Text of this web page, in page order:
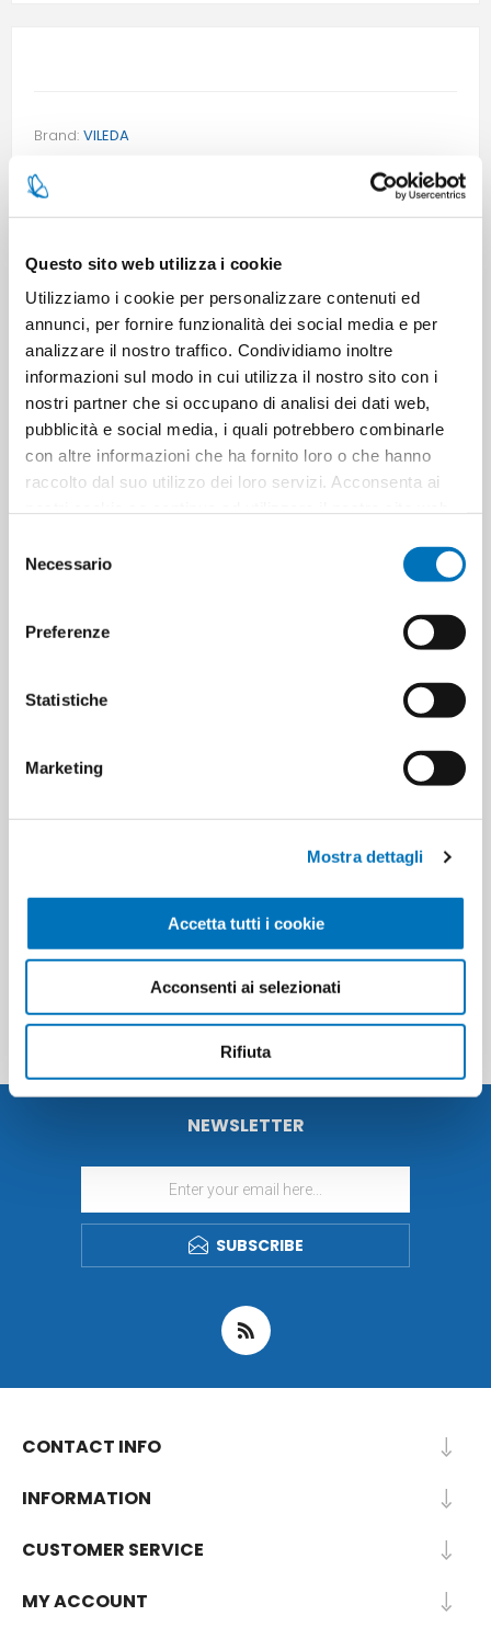
Questo sito web utilizza i cookie
Utilizziamo i cookie per personalizzare contenuti ed
annunci, per fornire funzionalità dei social media e per
analizzare il nostro traffico. Condividiamo inoltre
informazioni sul modo in cui utilizza il nostro sito con i
nostri partner che si occupano di analisi dei dati web,
pubblicità e social media, i quali potrebbero combinarle
con altre informazioni che ha fornito loro o che hanno
raccolto dal suo utilizzo dei loro servizi. Acconsenta ai
delNecessario
Preferenze
Statistiche
Marketing
Mostra dettagli
Accetta tutti i cookie
Acconsenti ai selezionati
Rifiuta
Brand: VILEDA
SKU:
EAN:
SPECIFICATIONS
8
PRODUCT TAGS 4023103200166
NEWSLETTER
SUBSCRIBE
CONTACT INFO
INFORMATION
CUSTOMER SERVICE
MY ACCOUNT